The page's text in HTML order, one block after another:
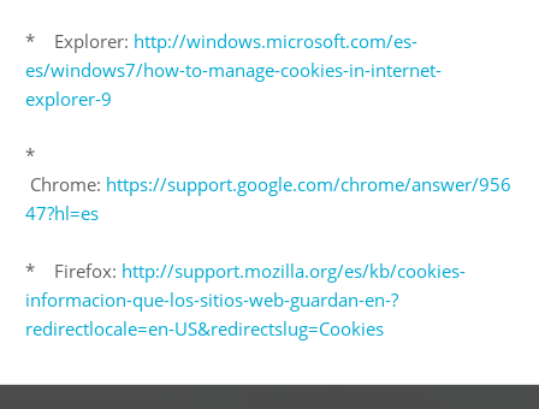
* Explorer: http://windows.microsoft.com/es-
es/windows7/how-to-manage-cookies-in-internet-
explorer-9
*
Chrome: https://support.google.com/chrome/answer/956
47?hl=es
* Firefox: http://support.mozilla.org/es/kb/cookies-
informacion-que-los-sitios-web-guardan-en-?
redirectlocale=en-US&redirectslug=Cookies